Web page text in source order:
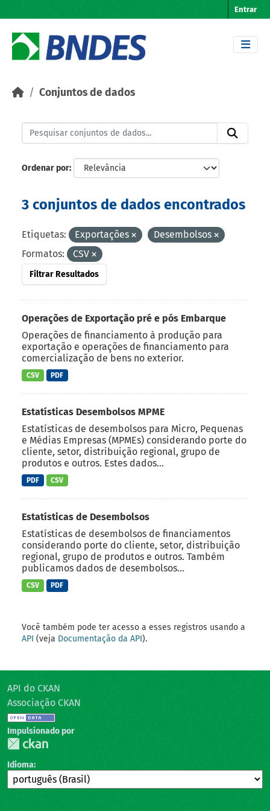
Entrar
Conjuntos de dados
Ordenar por
3 conjuntos de dados encontrados
Etiquetas: Exportações
Desembolsos
Formatos:
CSV
Filtrar Resultados
Operações de Exportação pré e pós Embarque
Operações de financiamento à produção para
exportação e operações de financiamento para
comercialização de bens no exterior.
CSV PDF
Estatísticas Desembolsos MPME
Estatísticas de desembolsos para Micro, Pequenas
e Médias Empresas (MPMEs) considerando porte do
cliente, setor, distribuição regional, grupo de
produtos e outros. Estes dados...
PDF CSV
Estatísticas de Desembolsos
Estatísticas de desembolsos de financiamentos
considerando porte do cliente, setor, distribuição
regional, grupo de produtos e outros. Também
publicamos dados de desembolsos...
CSV PDF
Você também pode ter acesso a esses registros usando a
API (veja Documentação da API).
API do CKAN
Associação CKAN
Impulsionado por
Idioma